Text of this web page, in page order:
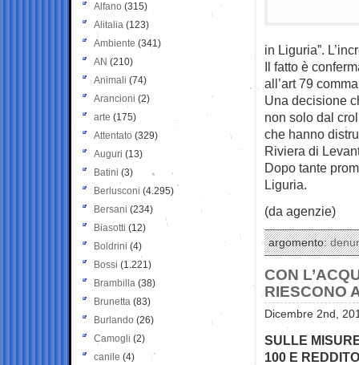
in Liguria”.
Il fatto è
all’art 79
Una decisione
non solo dal
che hanno
Riviera di
Dopo tante
Liguria.
(da agenzie)
argomento:
CON
RIESCONO
Dicembre 2nd,
SULLE
100 E
Alfano (315)
Alitalia (123)
Ambiente (341)
AN (210)
Animali (74)
Arancioni (2)
arte (175)
Attentato (329)
Auguri (13)
Batini (3)
Berlusconi (4.295)
Bersani (234)
Biasotti (12)
Boldrini (4)
Bossi (1.221)
Brambilla (38)
Brunetta (83)
Burlando (26)
Camogli (2)
canile (4)